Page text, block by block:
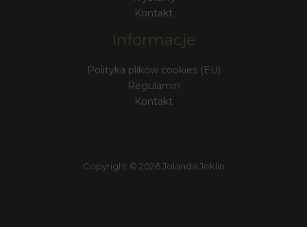
Kontakt
Informacje
Polityka plików cookies (EU)
Regulamin
Kontakt
Copyright © 2026 Jolanda Jeklin